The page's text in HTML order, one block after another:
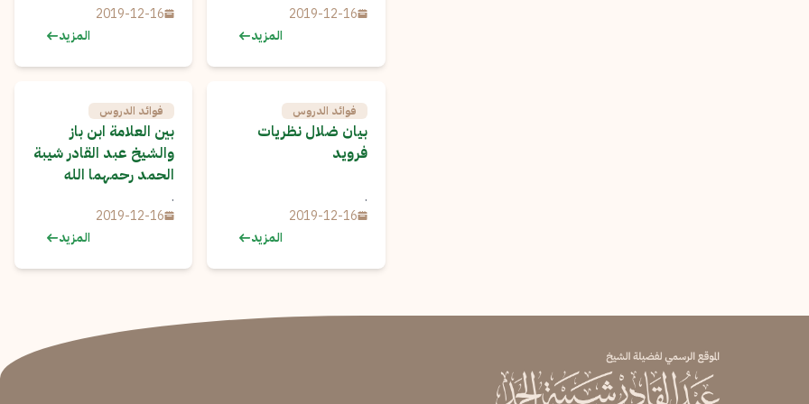
2019-12-16
المزيد
2019-12-16
المزيد
فوائد الدروس
بيان ضلال نظريات
فرويد
.
2019-12-16
المزيد
فوائد الدروس
بين العلامة ابن باز
والشيخ عبد القادر شيبة
الحمد رحمهما الله
.
2019-12-16
المزيد